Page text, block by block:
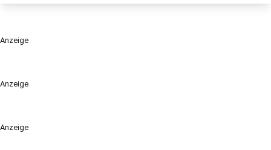
Anzeige
Anzeige
Anzeige